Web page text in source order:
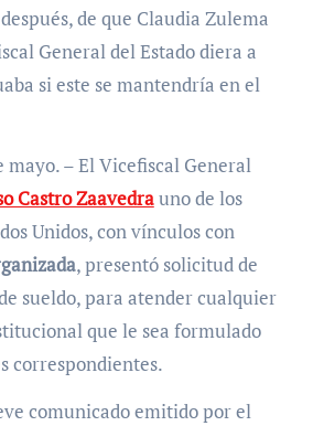
de que Claudia Zulema
General del Estado diera a
si este se mantendría en el
mayo. – El Vicefiscal General
Castro Zaavedrauno de los
Unidos, con vínculos con
, presentó solicitud de
sueldo, para atender cualquier
que le sea formulado
correspondientes.
comunicado emitido por el